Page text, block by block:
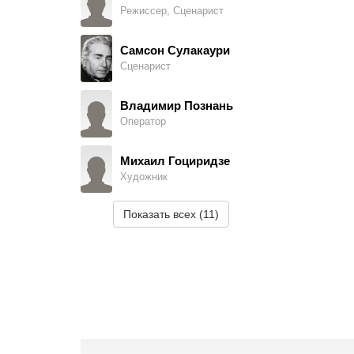
Режиссер, Сценарист
Самсон Сулакаури
Сценарист
Владимир Познань
Оператор
Михаил Гоциридзе
Художник
Показать всех (11)